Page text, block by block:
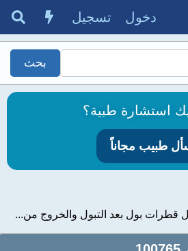
دخول تسجيل
استشارة طبية؟
طبيب مجاناً